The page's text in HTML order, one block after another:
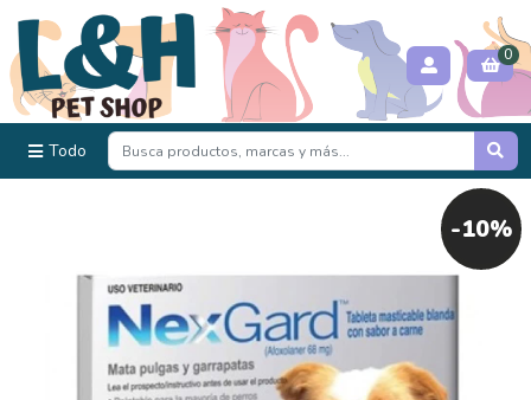
Todo
0
-10%